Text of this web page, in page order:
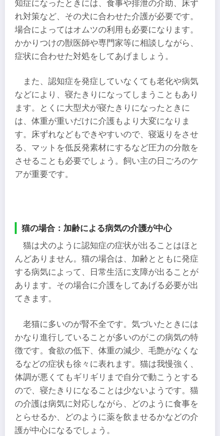
知症になったときには、食事や排泄の介助、床ず
れ対策など、その犬に合わせた介護が必要です。
場合によってはオムツの利用も必要になります。
かかりつけの獣医師や専門家等に相談しながら、
症状に合わせた対処をしてあげましょう。
また、認知症を発症していなくても老化や病気
などにより、寝たきりになってしまうこともあり
ます。とくに大型犬が寝たきりになったときに
は、体重が重いだけに介護もより大変になりま
す。床ずれなどもできやすいので、寝返りをさせ
る、マットを低反発素材にするなど圧力の分散を
させることも必要でしょう。飼い主の日ごろのケ
アが重要です。
猫の場合：加齢による病気の介護が中心
猫は犬のように認知症の症状が出ることはほと
んどありません。猫の場合は、加齢とともに発症
する病気によって、日常生活に支障が出ることが
あります。その場合に介護をしてあげる必要が出
てきます。
老猫に多いのが腎不全です。気づいたときには
かなり進行していることが多いのがこの病気の特
徴です。食欲の低下、体重の減少、毛艶がなくな
るなどの症状も徐々に表れます。猫は我慢強く、
体調が悪くてもギリギリまで自分で動こうとする
ので、寝たきりになることは少ないようです。猫
の介護は病気に対応しながら、どのように食事を
とらせるか、どのように薬を飲ませるかなどの介
護が中心になるでしょう。